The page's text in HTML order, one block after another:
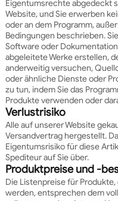
Eigentumsrechte abgedeckt
Website, und Sie erwerben
oder an dem Programm,
Bedingungen beschrieben.
Software oder
abgeleitete Werke erstellen,
anderweitig versuchen,
oder ähnliche Dienste oder
zu tun, indem Sie das
Produkte verwenden oder
Verlustrisiko
Alle auf unserer Website
Versandvertrag hergestellt.
Eigentumsrisiko für diese
Spediteur auf Sie über.
Produktpreise und -
Die Listenpreise für
werden, entsprechen dem